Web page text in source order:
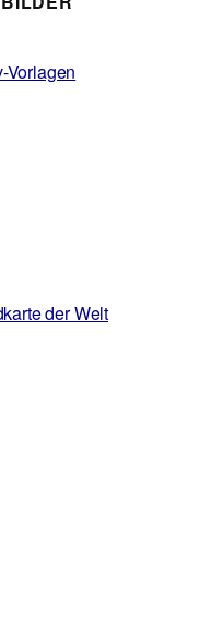
Vorlagen
der Welt